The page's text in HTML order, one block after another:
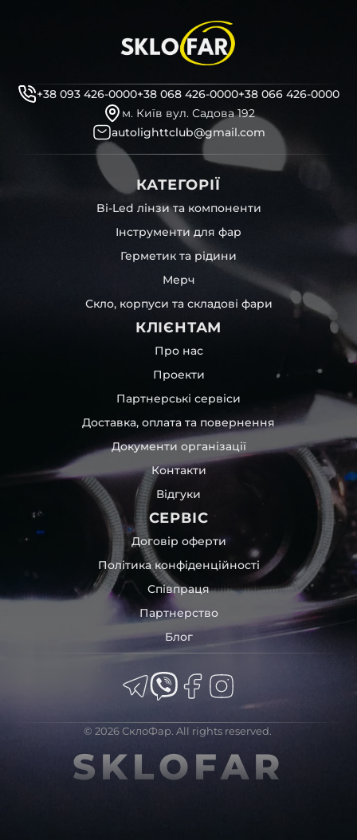
+38 093 426-0000+38 068 426-0000+38 066 426-0000
м. Київ вул. Садова 192
autolighttclub@gmail.com
КАТЕГОРІЇ
Bi-Led лінзи та компоненти
Інструменти для фар
Герметик та рідини
Мерч
Скло, корпуси та складові фари
КЛІЄНТАМ
Про нас
Проекти
Партнерські сервіси
Доставка, оплата та повернення
Документи організації
Контакти
Відгуки
СЕРВІС
Договір оферти
Політика конфіденційності
Співпраця
Партнерство
Блог
© 2026 СклоФар. All rights reserved.
SKLOFAR